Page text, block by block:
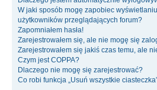
W jaki sposób mogę zapobiec
użytkowników przeglądających forum?
Zapomniałem hasła!
Zarejestrowałem się, ale nie mogę się
Zarejestrowałem się jakiś czas temu, ale
Czym jest COPPA?
Dlaczego nie mogę się zarejestrować?
Co robi funkcja „Usuń wszystkie